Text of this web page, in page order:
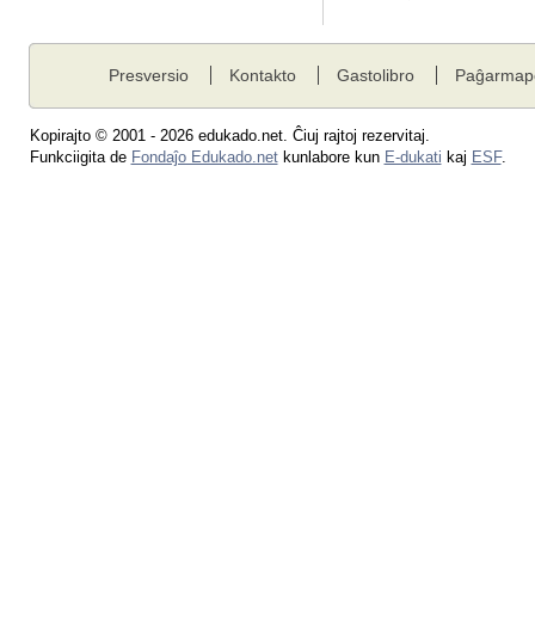
Presversio Kontakto Gastolibro
Kopirajto © 2001 - 2026 edukado.net. Ĉiuj rajtoj rezervitaj.
Funkciigita de Fondaĵo Edukado.netkunlabore kun E-dukati kaj ESF.